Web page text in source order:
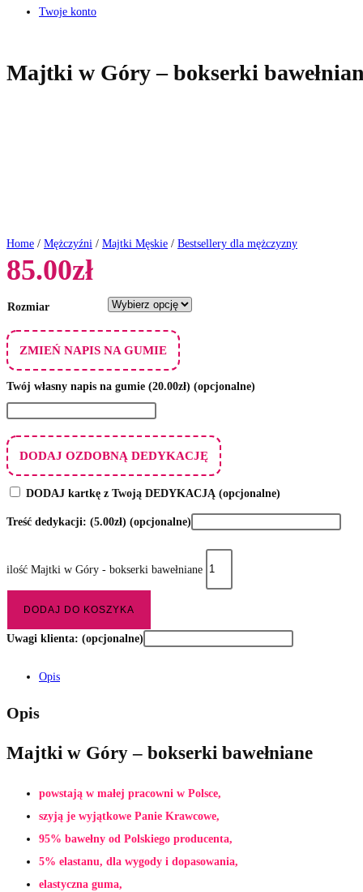
Twoje konto
Majtki w Góry – bokserki
Home / Mężczyźni / Majtki Męskie / Bestsellery dla mężczyzny
85.00zł
Rozmiar
ZMIEŃ NAPIS NA GUMIE
Twój własny napis na gumie (20.00zł) (opcjonalne)
DODAJ OZDOBNĄ DEDYKACJĘ
DODAJ kartkę z Twoją DEDYKACJĄ (opcjonalne)
Treść dedykacji: (5.00zł) (opcjonalne)
ilość Majtki w Góry - bokserki bawełniane
DODAJ DO KOSZYKA
Uwagi klienta: (opcjonalne)
Opis
Opis
Majtki w Góry – bokserki bawełniane
powstają w małej pracowni w Polsce,
szyją je wyjątkowe Panie Krawcowe,
95% bawełny od Polskiego producenta,
5% elastanu, dla wygody i dopasowania,
elastyczna guma,